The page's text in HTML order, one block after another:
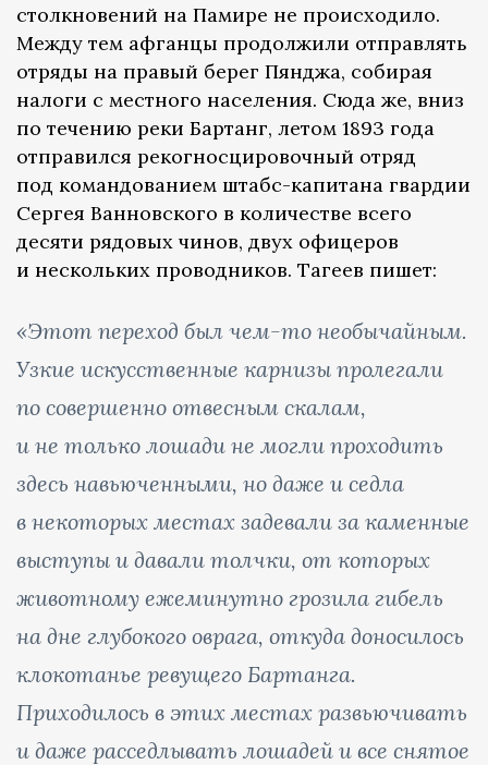
столкновений на Памире не происходило.
Между тем афганцы продолжили отправлять
отряды на правый берег Пянджа, собирая
налоги с местного населения. Сюда же, вниз
по течению реки Бартанг, летом 1893 года
отправился рекогносцировочный отряд
под командованием штабс-капитана гвардии
Сергея Ванновского в количестве всего
десяти рядовых чинов, двух офицеров
и нескольких проводников. Тагеев пишет:
«Этот переход был чем-то необычайным.
Узкие искусственные карнизы пролегали
по совершенно отвесным скалам,
и не только лошади не могли проходить
здесь навьюченными, но даже и седла
в некоторых местах задевали за каменные
выступы и давали толчки, от которых
животному ежеминутно грозила гибель
на дне глубокого оврага, откуда доносилось
клокотанье ревущего Бартанга.
Приходилось в этих местах развьючивать
и даже расседлывать лошадей и все снятое